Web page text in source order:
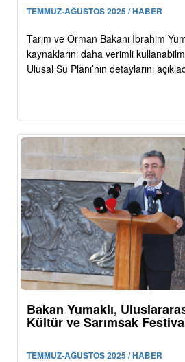
TEMMUZ-AĞUSTOS 2025 / HABER
Tarım ve Orman Bakanı İbrahim
kaynaklarını daha verimli
Ulusal Su Planı’nın detaylarını
Bakan Yumaklı,
Kültür ve Sarımsak
TEMMUZ-AĞUSTOS 2025 / HABER